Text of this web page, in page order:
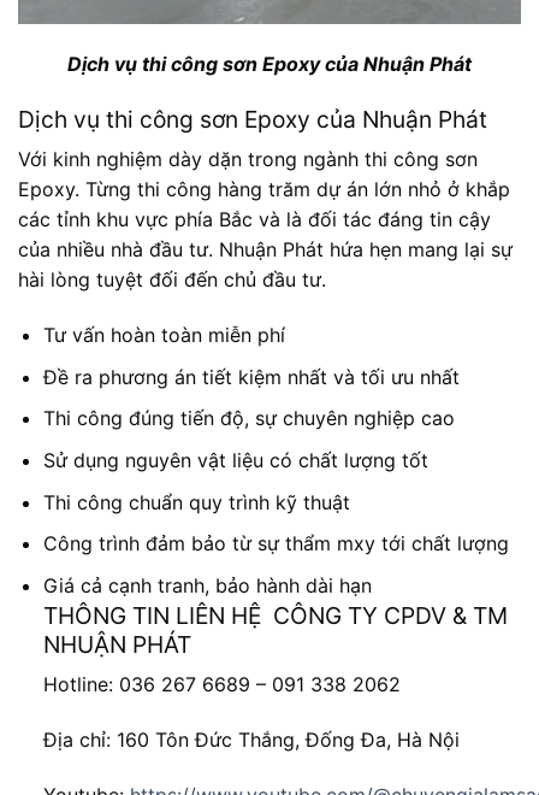
Dịch vụ thi công sơn Epoxy của Nhuận Phát
Dịch vụ thi công sơn Epoxy của Nhuận Phát
Với kinh nghiệm dày dặn trong ngành thi công sơn
Epoxy. Từng thi công hàng trăm dự án lớn nhỏ ở khắp
các tỉnh khu vực phía Bắc và là đối tác đáng tin cậy
của nhiều nhà đầu tư. Nhuận Phát hứa hẹn mang lại sự
hài lòng tuyệt đối đến chủ đầu tư.
Tư vấn hoàn toàn miễn phí
Đề ra phương án tiết kiệm nhất và tối ưu nhất
Thi công đúng tiến độ, sự chuyên nghiệp cao
Sử dụng nguyên vật liệu có chất lượng tốt
Thi công chuẩn quy trình kỹ thuật
Công trình đảm bảo từ sự thẩm mxy tới chất lượng
Giá cả cạnh tranh, bảo hành dài hạn
THÔNG TIN LIÊN HỆ CÔNG TY CPDV & TM
NHUẬN PHÁT
Hotline: 036 267 6689 – 091 338 2062
Địa chỉ: 160 Tôn Đức Thắng, Đống Đa, Hà Nội